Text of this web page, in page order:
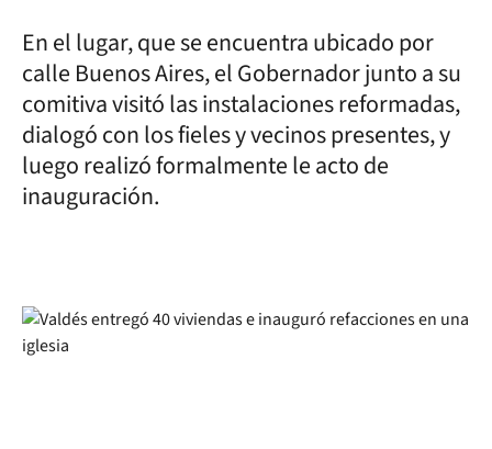
En el lugar, que se encuentra ubicado por
calle Buenos Aires, el Gobernador junto a su
comitiva visitó las instalaciones reformadas,
dialogó con los fieles y vecinos presentes, y
luego realizó formalmente le acto de
inauguración.